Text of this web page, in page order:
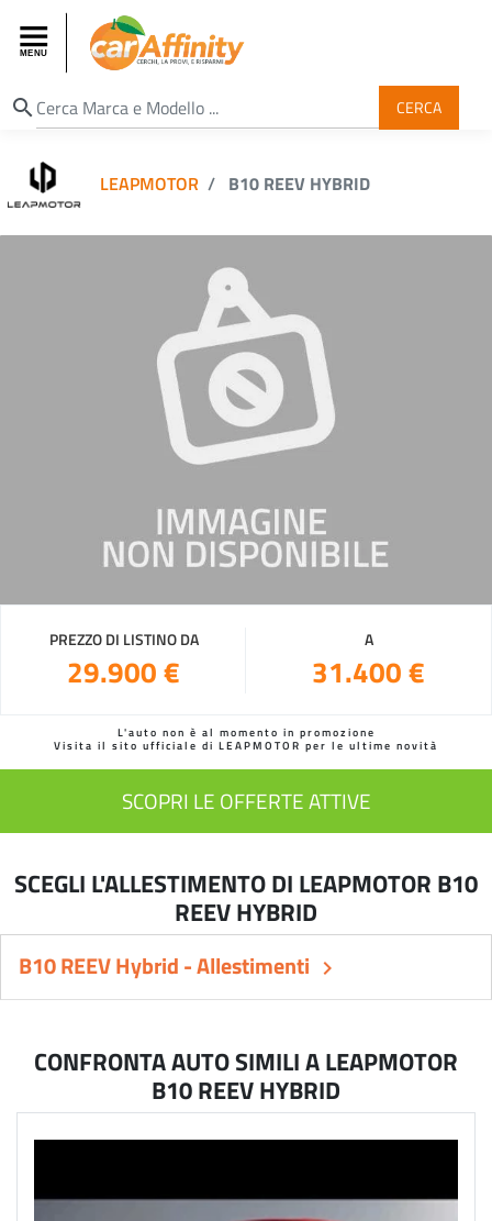
search CERCA
LEAPMOTOR B10 REEV HYBRID
PREZZO DI LISTINO DA
29.900 €
A
31.400 €
L'auto non è al momento in promozione
Visita il sito ufficiale di LEAPMOTOR per le ultime novità
SCOPRI LE OFFERTE ATTIVE
SCEGLI L'ALLESTIMENTO DI LEAPMOTOR B10
REEV HYBRID
B10 REEV Hybrid - Allestimenti keyboard_arrow_right
CONFRONTA AUTO SIMILI A LEAPMOTOR
B10 REEV HYBRID